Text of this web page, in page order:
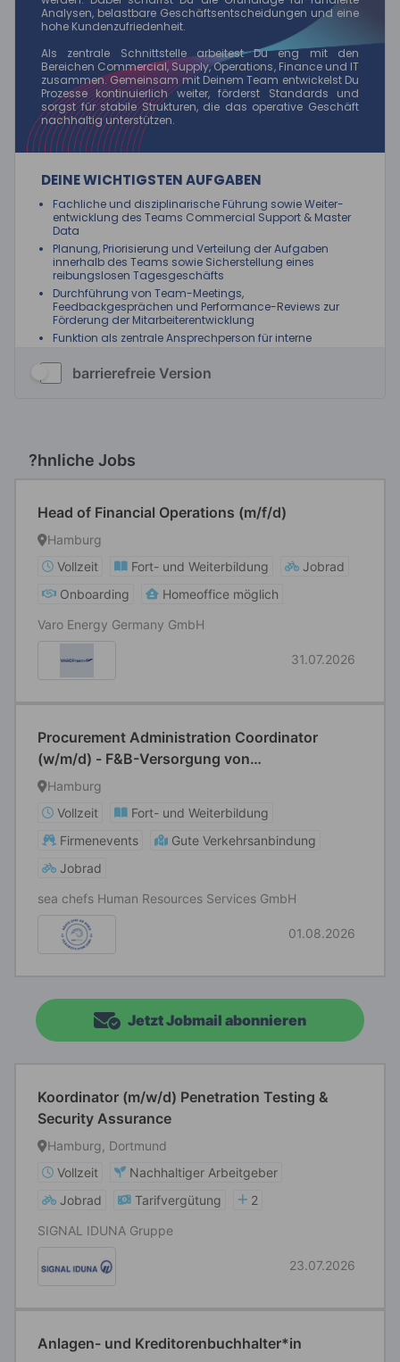
barrierefreie Version
?hnliche Jobs
Head of Financial Operations (m/f/d)
Hamburg
Vollzeit
Fort- und Weiterbildung
Jobrad
Onboarding
Homeoffice möglich
Varo Energy Germany GmbH
31.07.2026
Procurement Administration Coordinator
(w/m/d) - F&B-Versorgung von
Kreuzfahrtschiffen
Hamburg
Vollzeit
Fort- und Weiterbildung
Firmenevents
Gute Verkehrsanbindung
Jobrad
sea chefs Human Resources Services GmbH
01.08.2026
Jetzt Jobmail abonnieren
Koordinator (m/w/d) Penetration Testing &
Security Assurance
Hamburg, Dortmund
Vollzeit
Nachhaltiger Arbeitgeber
Jobrad
Tarifvergütung
2
SIGNAL IDUNA Gruppe
23.07.2026
Anlagen- und Kreditorenbuchhalter*in